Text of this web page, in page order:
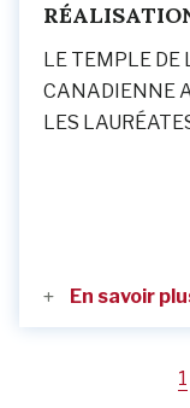
LE TEMPLE DE
CANADIENNE
LES
En savoir
1